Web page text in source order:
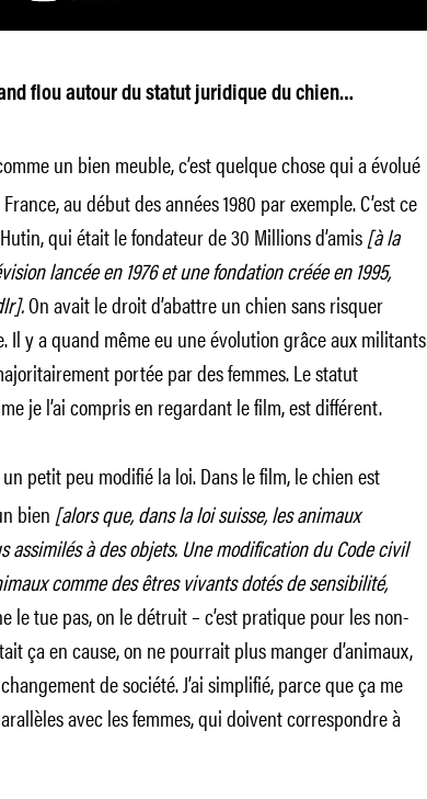
flou autour du statut juridique du chien…
un bien meuble, c’est quelque chose qui a évolué
au début des années 1980 par exemple. C’est ce
qui était le fondateur de 30 Millions d’amis[à la
lancée en 1976 et une fondation créée en 1995,
On avait le droit d’abattre un chien sans risquer
Il y a quand même eu une évolution grâce aux militants
portée par des femmes. Le statut
je l’ai compris en regardant le film, est différent.
un petit peu modifié la loi. Dans le film, le chien est
bien [alors que, dans la loi suisse, les animaux
assimilés à des objets. Une modification du Code civil
comme des êtres vivants dotés de sensibilité,
le tue pas, on le détruit – c’est pratique pour les non-
ça en cause, on ne pourrait plus manger d’animaux,
de société. J’ai simplifié, parce que ça me
avec les femmes, qui doivent correspondre à